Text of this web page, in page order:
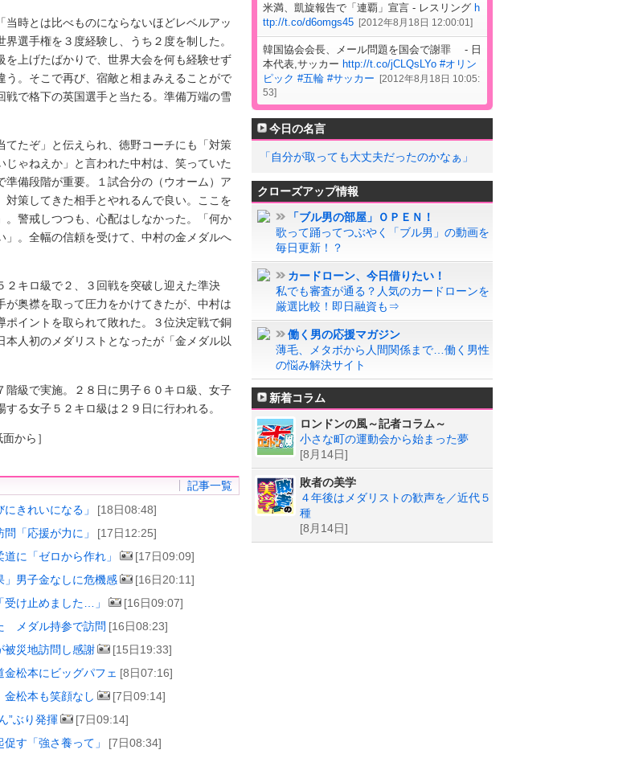
時とは比べものにならないほどレベルアッ
選手権を３度経験し、うち２度を制した。
を上げたばかりで、世界大会を何も経験せず
う。そこで再び、宿敵と相まみえることがで
戦で格下の英国選手と当たる。準備万端の雪
たぞ」と伝えられ、徳野コーチにも「対策
じゃねえか」と言われた中村は、笑っていた
準備段階が重要。１試合分の（ウオーム）ア
対策してきた相手とやれるんで良い。ここを
。警戒しつつも、心配はしなかった。「何か
」。全幅の信頼を受けて、中村の金メダルへ
キロ級で２、３回戦を突破し迎えた準決
が奥襟を取って圧力をかけてきたが、中村は
ポイントを取られて敗れた。３位決定戦で銅
本人初のメダリストとなったが「金メダル以
級で実施。２８日に男子６０キロ級、女子
る女子５２キロ級は２９日に行われる。
から］
記事一覧
にきれいになる」 [18日08:48]
「応援が力に」 [17日12:25]
に「ゼロから作れ」 [17日09:09]
」男子金なしに危機感 [16日20:11]
受け止めました…」 [16日09:07]
メダル持参で訪問 [16日08:23]
被災地訪問し感謝 [15日19:33]
松本にビッグパフェ [8日07:16]
松本も笑顔なし [7日09:14]
”ぶり発揮 [7日09:14]
す「強さ養って」 [7日08:34]
米満、凱旋報告で「連覇」宣言 - レスリング h
ttp://t.co/d6omgs45 [2012年8月18日 12:00:01 ]
韓国協会会長、メール問題を国会で謝罪 - 日
本代表,サッカー http://t.co/jCLQsLYo #オリン
ピック #五輪 #サッカー [2012年8月18日 10:05:
53]
今日の名言
「自分が取っても大丈夫だったのかなぁ」
クローズアップ情報
「ブル男の部屋」ＯＰＥＮ！
歌って踊ってつぶやく「ブル男」の動画を
毎日更新！？
カードローン、今日借りたい！
私でも審査が通る？人気のカードローンを
厳選比較！即日融資も⇒
働く男の応援マガジン
薄毛、メタボから人間関係まで…働く男性
の悩み解決サイト
新着コラム
ロンドンの風～記者コラム～
小さな町の運動会から始まった夢
[8月14日]
敗者の美学
４年後はメダリストの歓声を／近代５
種
[8月14日]